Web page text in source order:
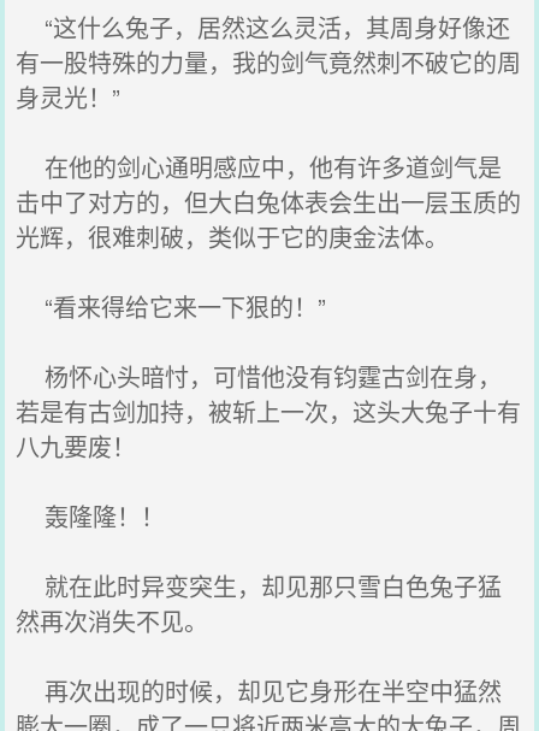
“这什么兔子，居然这么灵活，其周身好像还
有一股特殊的力量，我的剑气竟然刺不破它的周
身灵光！”
在他的剑心通明感应中，他有许多道剑气是
击中了对方的，但大白兔体表会生出一层玉质的
光辉，很难刺破，类似于它的庚金法体。
“看来得给它来一下狠的！”
杨怀心头暗忖，可惜他没有钧霆古剑在身，
若是有古剑加持，被斩上一次，这头大兔子十有
八九要废！
轰隆隆！！
就在此时异变突生，却见那只雪白色兔子猛
然再次消失不见。
再次出现的时候，却见它身形在半空中猛然